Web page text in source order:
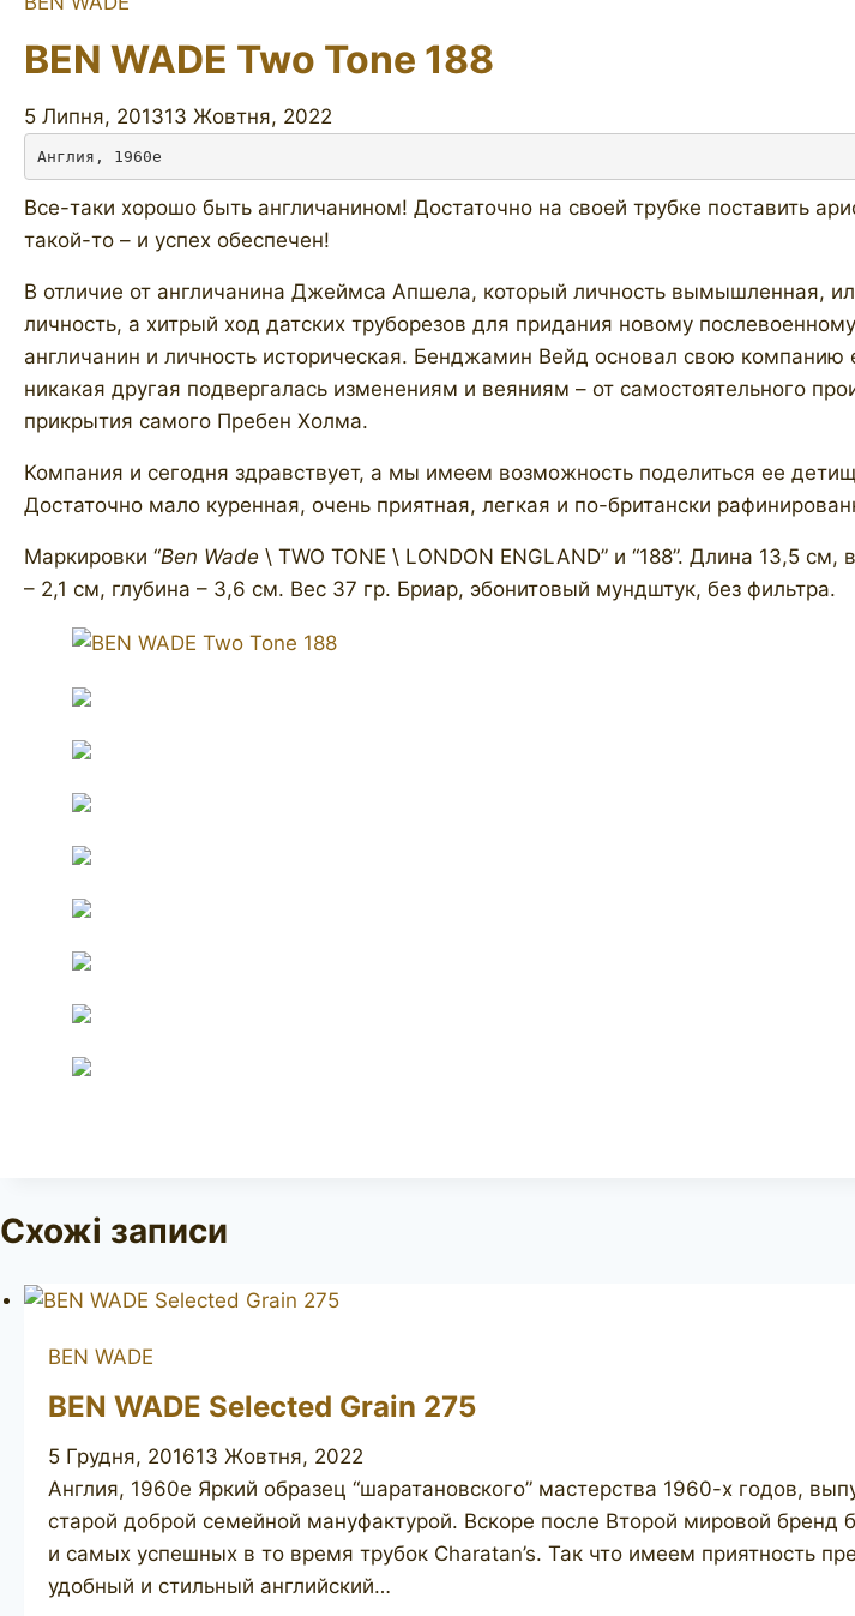
BEN WADE Two Tone 188
5 Липня, 201313 Жовтня, 2022
Англия, 1960е
Все-таки хорошо быть англичанином! Достаточно на своей трубке поставить
такой-то – и успех обеспечен!
В отличие от англичанина Джеймса Апшела, который личность вымышленная,
личность, а хитрый ход датских труборезов для придания новому
англичанин и личность историческая. Бенджамин Вейд основал свою
никакая другая подвергалась изменениям и веяниям – от самостоятельного
прикрытия самого Пребен Холма.
Компания и сегодня здравствует, а мы имеем возможность поделиться ее
Достаточно мало куренная, очень приятная, легкая и по-британски
Маркировки “Ben Wade \ TWO TONE \ LONDON ENGLAND” и “188”. Длина 13,5
– 2,1 см, глубина – 3,6 см. Вес 37 гр. Бриар, эбонитовый мундштук, без фильтра.
Схожі записи
BEN WADE
BEN WADE Selected Grain 275
5 Грудня, 201613 Жовтня, 2022
Англия, 1960е Яркий образец “шаратановского” мастерства 1960-х годов,
старой доброй семейной мануфактурой. Вскоре после Второй мировой
и самых успешных в то время трубок Charatan’s. Так что имеем приятность
удобный и стильный английский…